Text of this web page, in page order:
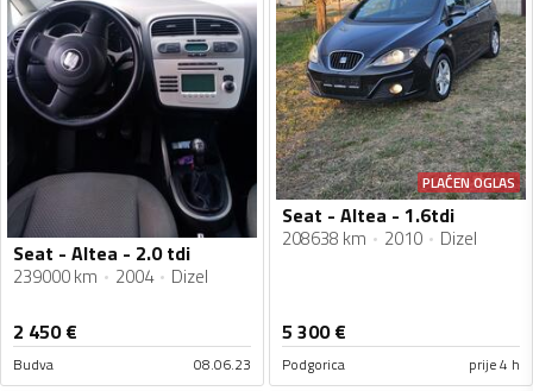
Seat - Altea - 2.0 tdi
239000 km 2004 Dizel
2 450€
Budva 08.06.23
PLAĆEN OGLAS
Seat - Altea - 1.6tdi
208638 km 2010 Dizel
5 300€
Podgorica prije 4 h